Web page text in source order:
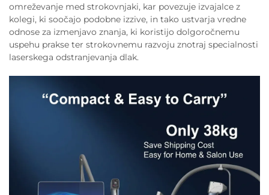
omreževanje med strokovnjaki, kar povezuje izvajalce z
kolegi, ki soočajo podobne izzive, in tako ustvarja vredne
odnose za izmenjavo znanja, ki koristijo dolgoročnemu
uspehu prakse ter strokovnemu razvoju znotraj specialnosti
laserskega odstranjevanja dlak.